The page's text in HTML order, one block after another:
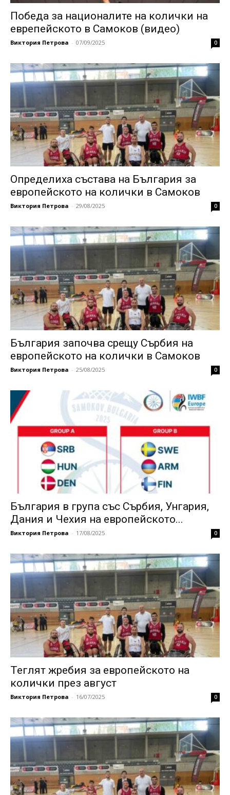
Победа за националите на колички на
еврепейското в Самоков (видео)
Виктория Петрова - 07/09/2025 0
Определиха състава на България за
европейското на колички в Самоков
Виктория Петрова - 29/08/2025 0
България започва срещу Сърбия на
европейското на колички в Самоков
Виктория Петрова - 25/08/2025 0
България в група със Сърбия, Унгария,
Дания и Чехия на европейското...
Виктория Петрова - 17/08/2025 0
Теглят жребия за европейското на
колички през август
Виктория Петрова - 16/07/2025 0